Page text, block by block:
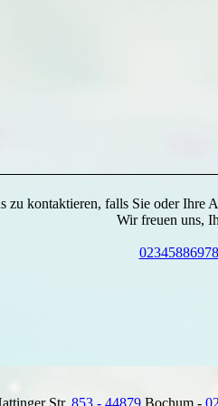
zu kontaktieren, falls Sie oder Ihre
Wir freuen uns,
Str. 853 - 44879 Bochum -